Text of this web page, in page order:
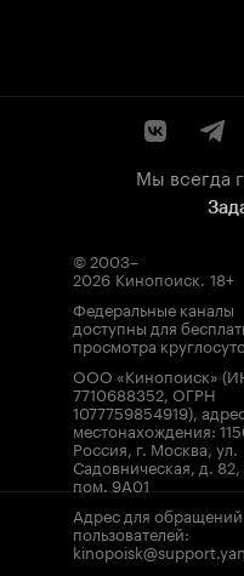
Мы всегда
© 2003–
2026 Кинопоиск. 18+
Федеральные каналы
доступны для
просмотра
ООО «Кинопоиск»
7710688352, ОГРН
1077759854919),
местонахождения:
Россия, г. Москва, ул.
Садовническая, д. 82,
пом. 9А01
Адрес для обращений
пользователей: